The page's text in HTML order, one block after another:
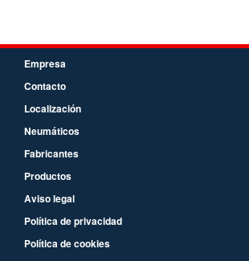
Empresa
Contacto
Localización
Neumáticos
Fabricantes
Productos
Aviso legal
Política de privacidad
Política de cookies